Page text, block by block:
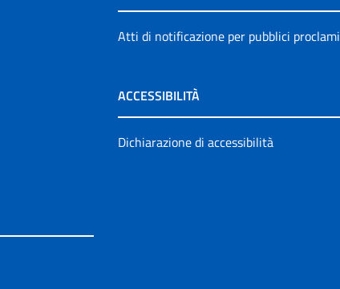
Atti di notificazione per pubblici proclami
ACCESSIBILITÀ
Dichiarazione di accessibilità